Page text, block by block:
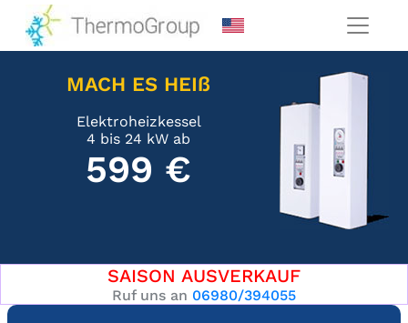
MACH ES HEIß
Elektroheizkessel
4 bis 24 kW ab
599 €
SAISON AUSVERKAUF
Ruf uns an 06980/394055